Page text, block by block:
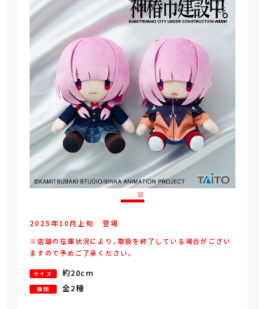
2025年10月 上旬 登場
※店舗の在庫状況により、取扱を終了している場合がござい
ますので予めご了承ください。
サイズ 約20cm
種類 全2種